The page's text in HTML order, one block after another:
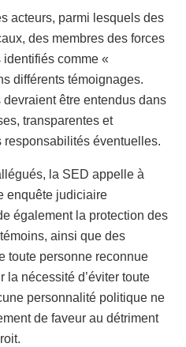
acteurs, parmi lesquels des
des membres des forces
comme «
différents témoignages.
devraient être entendus dans
transparentes et
responsabilités éventuelles.
la SED appelle à
enquête judiciaire
également la protection des
ainsi que des
toute personne reconnue
la nécessité d’éviter toute
personnalité politique ne
de faveur au détriment